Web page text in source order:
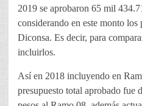
2019 se aprobaron 65 mil
considerando en este monto
Diconsa. Es decir, para
incluirlos.
Así en 2018 incluyendo en
presupuesto total aprobado fue